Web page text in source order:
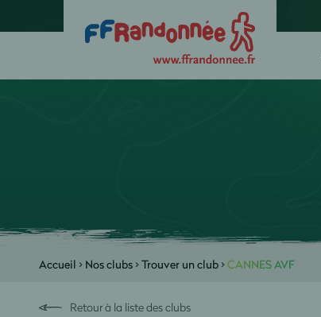
Accueil > Nos clubs>Trouver un club>CANNES AVF
Retour à la liste des clubs